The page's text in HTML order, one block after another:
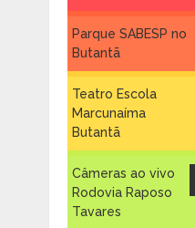
Parque SABESP no
Butantã
Teatro Escola
Marcunaíma
Butantã
Câmeras ao vivo
Rodovia Raposo
Tavares